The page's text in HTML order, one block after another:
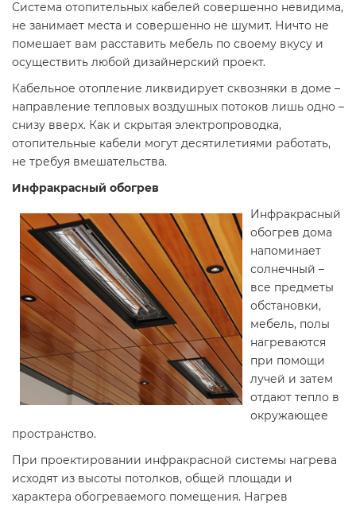
Система отопительных кабелей совершенно невидима,
не занимает места и совершенно не шумит. Ничто не
помешает вам расставить мебель по своему вкусу и
осуществить любой дизайнерский проект.
Кабельное отопление ликвидирует сквозняки в доме –
направление тепловых воздушных потоков лишь одно –
снизу вверх. Как и скрытая электропроводка,
отопительные кабели могут десятилетиями работать,
не требуя вмешательства.
Инфракрасный обогрев
Инфракрасный
обогрев дома
напоминает
солнечный –
все предметы
обстановки,
мебель, полы
нагреваются
при помощи
лучей и затем
отдают тепло в
окружающее
пространство.
При проектировании инфракрасной системы нагрева
исходят из высоты потолков, общей площади и
характера обогреваемого помещения. Нагрев